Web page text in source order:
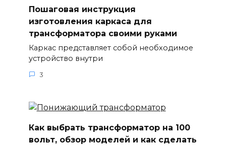
Пошаговая инструкция
изготовления каркаса для
трансформатора своими руками
Каркас представляет собой необходимое
устройство внутри
3
Как выбрать трансформатор на 100
вольт, обзор моделей и как сделать